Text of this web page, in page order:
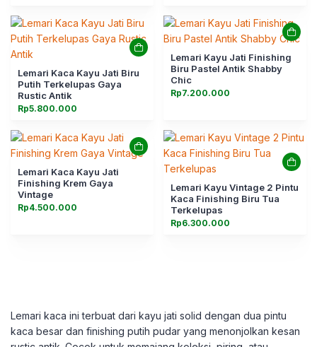
Lemari Kaca Kayu Jati Biru
Putih Terkelupas Gaya
Rustic Antik
Rp5.800.000
Lemari Kayu Jati Finishing
Biru Pastel Antik Shabby
Chic
Rp7.200.000
Lemari Kaca Kayu Jati
Finishing Krem Gaya
Vintage
Rp4.500.000
Lemari Kayu Vintage 2 Pintu
Kaca Finishing Biru Tua
Terkelupas
Rp6.300.000
Lemari kaca ini terbuat dari kayu jati solid dengan dua pintu
kaca besar dan finishing putih pudar yang menonjolkan kesan